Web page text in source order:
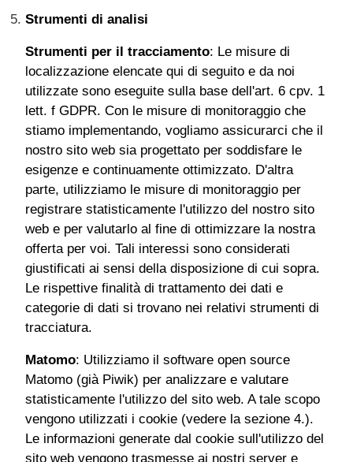
Strumenti di analisi
Strumenti per il tracciamento: Le misure di
localizzazione elencate qui di seguito e da noi
utilizzate sono eseguite sulla base dell'art. 6 cpv. 1
lett. f GDPR. Con le misure di monitoraggio che
stiamo implementando, vogliamo assicurarci che il
nostro sito web sia progettato per soddisfare le
esigenze e continuamente ottimizzato. D'altra
parte, utilizziamo le misure di monitoraggio per
registrare statisticamente l'utilizzo del nostro sito
web e per valutarlo al fine di ottimizzare la nostra
offerta per voi. Tali interessi sono considerati
giustificati ai sensi della disposizione di cui sopra.
Le rispettive finalità di trattamento dei dati e
categorie di dati si trovano nei relativi strumenti di
tracciatura.
Matomo: Utilizziamo il software open source
Matomo (già Piwik) per analizzare e valutare
statisticamente l'utilizzo del sito web. A tale scopo
vengono utilizzati i cookie (vedere la sezione 4.).
Le informazioni generate dal cookie sull'utilizzo del
sito web vengono trasmesse ai nostri server e